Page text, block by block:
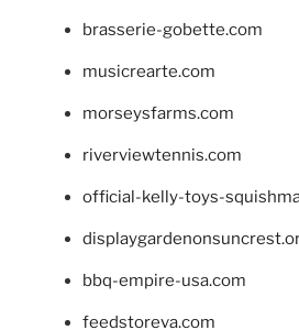
brasserie-gobette.com
musicrearte.com
morseysfarms.com
riverviewtennis.com
official-kelly-toys-
bbq-empire-usa.com
feedstoreva.com